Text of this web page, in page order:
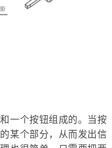
一个按钮组成的。当按
某个部分，从而发出信